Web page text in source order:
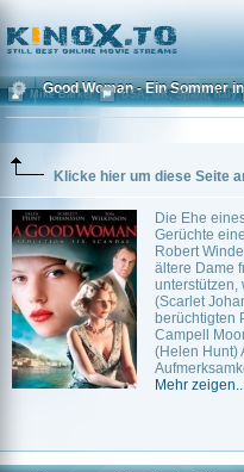
Home
Good Woman - Ein Sommer
Klicke hier um diese Seite
Die Ehe
Gerüchte
Robert
ältere Dame
unterstützen,
(Scarlet
berüchtigten
Campell
(Helen Hunt)
Mehr
Mike Barker USA, UK, Spain, Italy